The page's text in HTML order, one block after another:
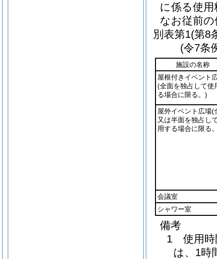
に係る使
なお従前
別表第1(第8
(令7条
施設の名称
屋根付きイベント
(全面を独占して使
る場合に限る。)
屋外イベント広場(
又は半面を独占し
用する場合に限る
会議室
シャワー室
備考
1 使用時
は、1時